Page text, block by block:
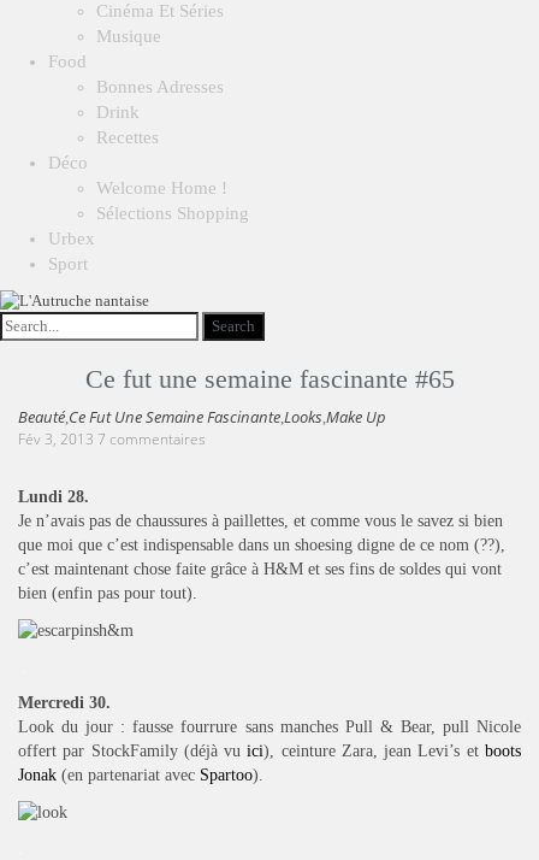
Cinéma Et Séries
Musique
Food
Bonnes Adresses
Drink
Recettes
Déco
Welcome Home !
Sélections Shopping
Urbex
Sport
Ce fut une semaine fascinante #65
Beauté,Ce Fut Une Semaine Fascinante,Looks,Make Up
Fév 3, 2013 7 commentaires
Lundi 28.
Je n’avais pas de chaussures à paillettes, et comme vous le savez si bien
que moi que c’est indispensable dans un shoesing digne de ce nom (??),
c’est maintenant chose faite grâce à H&M et ses fins de soldes qui vont
bien (enfin pas pour tout).
Mercredi 30.
Look du jour : fausse fourrure sans manches Pull & Bear, pull Nicole
offert par StockFamily (déjà vuici), ceinture Zara, jean Levi’s etboots
Jonak (en partenariat avec Spartoo).